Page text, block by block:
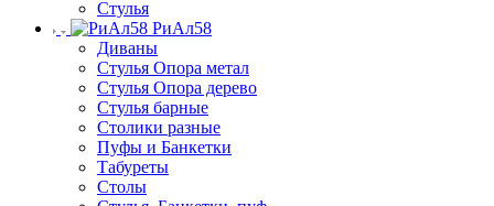
Стулья
РиАл58
Диваны
Стулья Опора метал
Стулья Опора дерево
Стулья барные
Столики разные
Пуфы и Банкетки
Табуреты
Столы